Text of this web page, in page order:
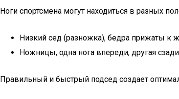
Ноги спортсмена могут находиться в разных
Низкий сед (разножка), бедра прижаты к
Ножницы, одна нога впереди, другая
Правильный и быстрый подсед создает